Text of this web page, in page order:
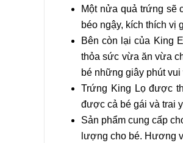
Một nửa quả trứng sẽ
béo ngậy, kích thích vị
Bên còn lại của King
thỏa sức vừa ăn vừa
bé những giây phút
Trứng King Lọ được
được cả bé gái và trai
Sản phẩm cung cấp
lượng cho bé. Hương
Đánh giá của bạn*